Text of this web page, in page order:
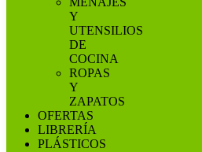
Y
UTENSILIOS
DE
COCINA
ROPAS
Y
ZAPATOS
OFERTAS
LIBRERÍA
PLÁSTICOS